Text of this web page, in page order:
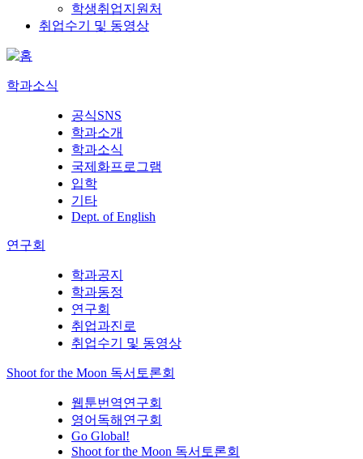
학생취업지원처
취업수기 및 동영상
학과소식
공식SNS
학과소개
학과소식
국제화프로그램
입학
기타
Dept. of English
연구회
학과공지
학과동정
연구회
취업과진로
취업수기 및 동영상
Shoot for the Moon 독서토론회
웹툰번역연구회
영어독해연구회
Go Global!
Shoot for the Moon 독서토론회